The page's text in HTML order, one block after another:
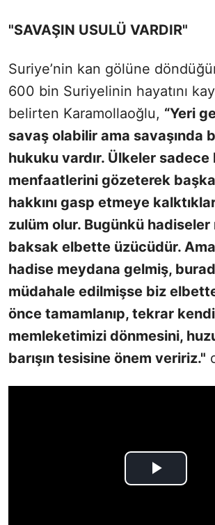
"SAVAŞIN USULÜ VARDIR"
Suriye’nin kan gölüne
600 bin Suriyelinin hayatını
belirten Karamollaoğlu, “Yeri
savaş olabilir ama savaşında
hukuku vardır. Ülkeler sadece
menfaatlerini gözeterek
hakkını gasp etmeye
zulüm olur. Bugünkü hadiseler
baksak elbette üzücüdür.
hadise meydana gelmiş,
müdahale edilmişse biz
önce tamamlanıp, tekrar kendi
memleketimizi dönmesini,
barışın tesisine önem veririz."